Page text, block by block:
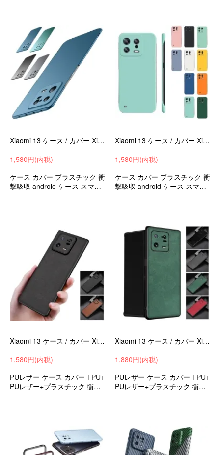
Xiaomi 13 ケース / カバー Xiaomi 13 pro ハードカバー シャオミ 小米 13/13 プロ
1,580円(内税)
ケース カバー プラスチック 衝
撃吸収 android ケース スマホ
Xiaomi 13 ケース / カバー Xiaomi 13 pro ハードカバー シャオミ 小米 13/13 プロ
1,580円(内税)
ケース カバー プラスチック 衝
撃吸収 android ケース スマホ
Xiaomi 13 ケース / カバー Xiaomi 13 pro PUレザー シャオミ 小米 13/13 プロ
1,580円(内税)
PUレザー ケース カバー TPU+
PUレザー+プラスチック 衝撃
Xiaomi 13 ケース / カバー Xiaomi 13 pro PUレザー シャオミ 小米 13/13 プロ
1,880円(内税)
PUレザー ケース カバー TPU+
PUレザー+プラスチック 衝撃